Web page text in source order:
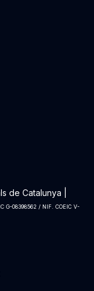
de Catalunya |
G-08398562 / NIF. COEIC V-